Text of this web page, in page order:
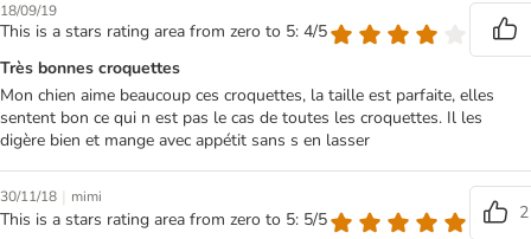
18/09/19
This is a stars rating area from zero to 5: 4/5
Très bonnes croquettes
Mon chien aime beaucoup ces croquettes, la taille est parfaite, elles
sentent bon ce qui n est pas le cas de toutes les croquettes. Il les
digère bien et mange avec appétit sans s en lasser
30/11/18 | mimi
This is a stars rating area from zero to 5: 5/5
2